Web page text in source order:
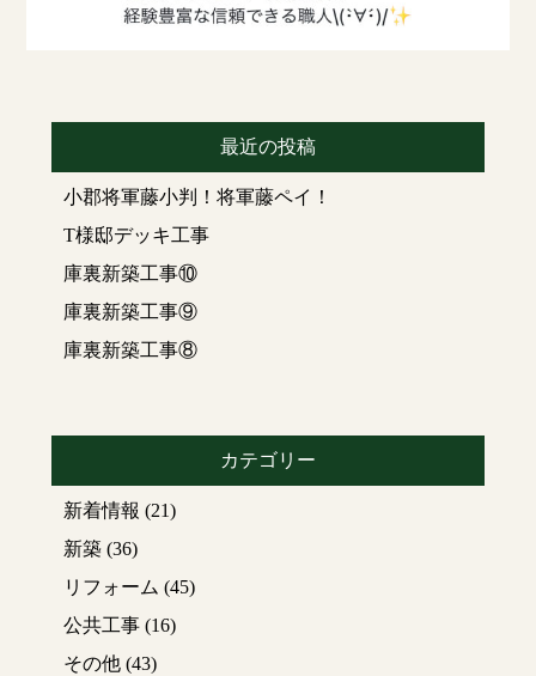
最近の投稿
小郡将軍藤小判！将軍藤ペイ！
T様邸デッキ工事
庫裏新築工事⑩
庫裏新築工事⑨
庫裏新築工事⑧
カテゴリー
新着情報 (21)
新築(36)
リフォーム (45)
公共工事(16)
その他(43)